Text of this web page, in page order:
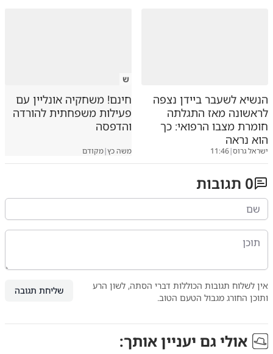
הנשיא לשעבר ביידן נצפה
לראשונה מאז התגלתה
חומרת מצבו הרפואי: כך
הוא נראה
ישראל גרוס|
11:46
ש
חינם! משחקיה אונליין עם
פעילות משפחתית להורדה
והדפסה
משה כץ|מקודם
0 תגובות
אין לשלוח תגובות הכוללות דברי הסתה, לשון הרע
ותוכן החורג מגבול הטעם הטוב.
שליחת תגובה
אולי גם יעניין אותך: